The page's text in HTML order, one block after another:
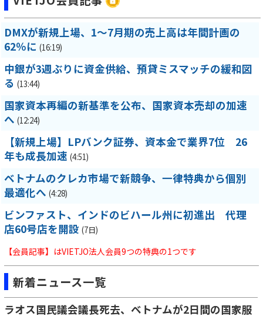
DMXが新規上場、1～7月期の売上高は年間計画の
62％に (16:19)
中銀が3週ぶりに資金供給、預貸ミスマッチの緩和図
る (13:44)
国家資本再編の新基準を公布、国家資本売却の加速
へ (12:24)
【新規上場】LPバンク証券、資本金で業界7位 26
年も成長加速 (4:51)
ベトナムのクレカ市場で新競争、一律特典から個別
最適化へ (4:28)
ビンファスト、インドのビハール州に初進出 代理
店60号店を開設 (7日)
【会員記事】はVIETJO法人会員9つの特典の1つです
新着ニュース一覧
ラオス国民議会議長死去、ベトナムが2日間の国家服